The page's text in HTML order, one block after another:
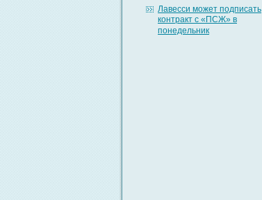
Лавесси может подписать
контракт с «ПСЖ» в
понедельник